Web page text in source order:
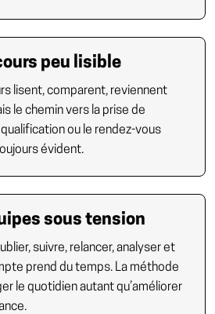
peu lisible
lisent, comparent, reviennent
le chemin vers la prise de
ou le rendez-vous
évident.
sous tension
suivre, relancer, analyser et
prend du temps. La méthode
le quotidien autant qu’améliorer